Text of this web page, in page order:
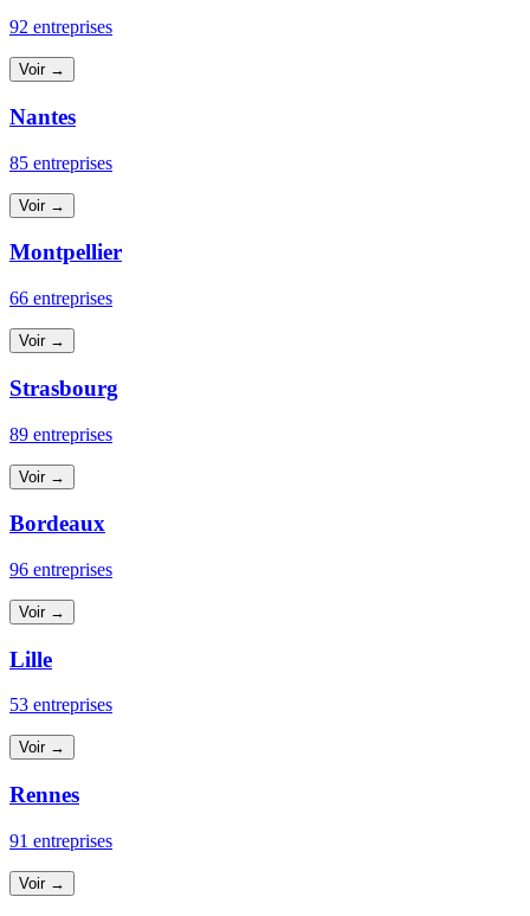
92 entreprises
Voir →
Nantes
85 entreprises
Voir →
Montpellier
66 entreprises
Voir →
Strasbourg
89 entreprises
Voir →
Bordeaux
96 entreprises
Voir →
Lille
53 entreprises
Voir →
Rennes
91 entreprises
Voir →